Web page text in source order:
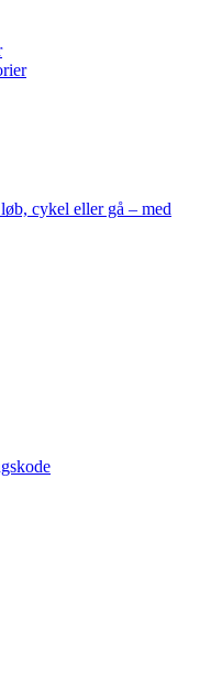
cykel eller gå – med